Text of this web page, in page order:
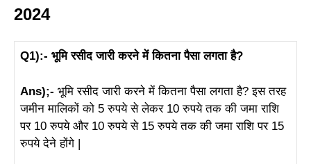
2024
Q1):- भूमि रसीद जारी करने में कितना पैसा लगता है?
Ans);- भूमि रसीद जारी करने में कितना पैसा लगता है? इस तरह
जमीन मालिकों को 5 रुपये से लेकर 10 रुपये तक की जमा राशि
पर 10 रुपये और 10 रुपये से 15 रुपये तक की जमा राशि पर 15
रुपये देने होंगे |